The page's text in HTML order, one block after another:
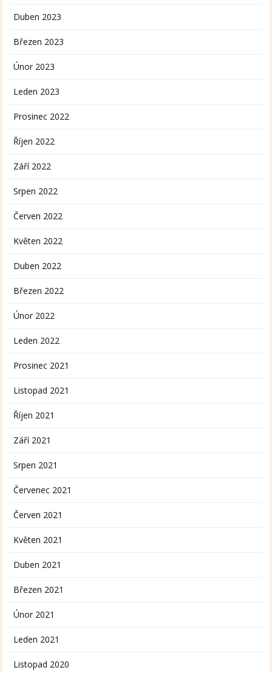
Duben 2023
Březen 2023
Únor 2023
Leden 2023
Prosinec 2022
Říjen 2022
Září 2022
Srpen 2022
Červen 2022
Květen 2022
Duben 2022
Březen 2022
Únor 2022
Leden 2022
Prosinec 2021
Listopad 2021
Říjen 2021
Září 2021
Srpen 2021
Červenec 2021
Červen 2021
Květen 2021
Duben 2021
Březen 2021
Únor 2021
Leden 2021
Listopad 2020